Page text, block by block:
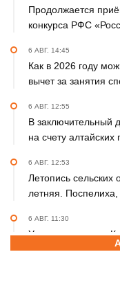
Продолжается
конкурса РФС
6 АВГ. 14:45
Как в 2026 году
вычет за занятия
6 АВГ. 12:55
В заключительный
на счету
6 АВГ. 12:53
Летопись сельских
летняя. Поспелиха,
6 АВГ. 11:30
Участники этапов
две трети